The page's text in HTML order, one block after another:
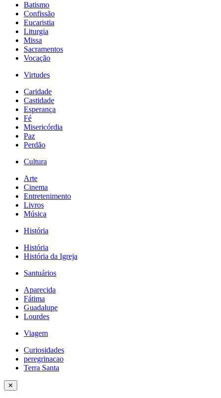
Batismo
Confissão
Eucaristia
Liturgia
Missa
Sacramentos
Vocação
Virtudes
Caridade
Castidade
Esperança
Fé
Misericórdia
Paz
Perdão
Cultura
Arte
Cinema
Entretenimento
Livros
Música
História
História
História da Igreja
Santuários
Aparecida
Fátima
Guadalupe
Lourdes
Viagem
Curiosidades
peregrinacao
Terra Santa
✕